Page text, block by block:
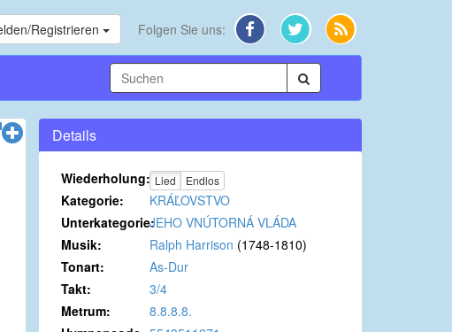
Registrieren Folgen Sie uns:
Details
Wiederholung: Lied Endlos
Kategorie:
KRÁĽOVSTVO
Unterkategorie:JEHO VNÚTORNÁ VLÁDA
Musik:
Ralph Harrison (1748-1810)
Tonart:
As-Dur
Takt:
3/4
Metrum:
8.8.8.8.